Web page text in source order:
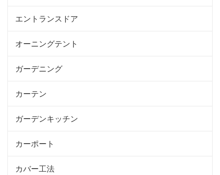
エントランスドア
オーニングテント
ガーデニング
カーテン
ガーデンキッチン
カーポート
カバー工法